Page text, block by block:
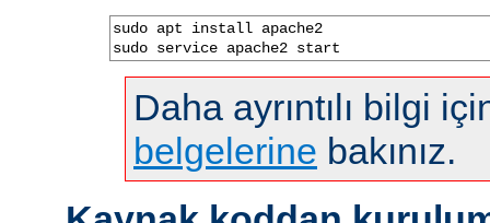
sudo apt install apache2
sudo service apache2 start
Daha ayrıntılı bilgi
belgelerine bakınız.